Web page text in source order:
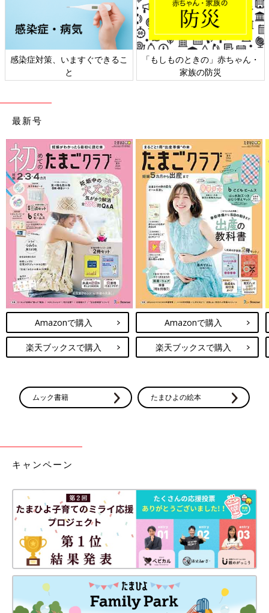
感染症対策、いますぐできるこ
と
「もしものときの」赤ちゃん・
家族の防災
最新号
Amazonで購入
楽天ブックスで購入
Amazonで購入
楽天ブックスで購入
ムック書籍 たまひよの絵本
キャンペーン